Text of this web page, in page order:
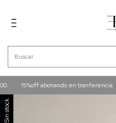
15%off abonando en tranferencia
Sin stock